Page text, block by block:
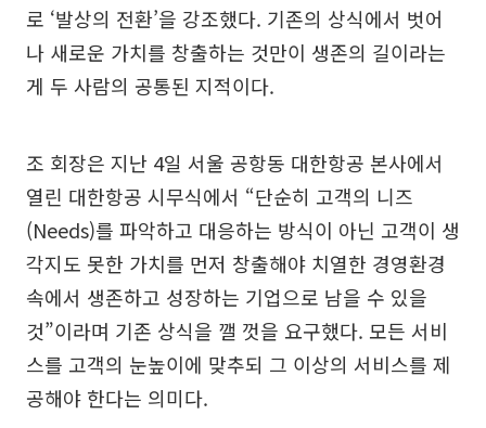
로 ‘발상의 전환’을 강조했다. 기존의 상식에서 벗어
나 새로운 가치를 창출하는 것만이 생존의 길이라는
게 두 사람의 공통된 지적이다.
조 회장은 지난 4일 서울 공항동 대한항공 본사에서
열린 대한항공 시무식에서 “단순히 고객의 니즈
(Needs)를 파악하고 대응하는 방식이 아닌 고객이 생
각지도 못한 가치를 먼저 창출해야 치열한 경영환경
속에서 생존하고 성장하는 기업으로 남을 수 있을
것”이라며 기존 상식을 깰 껏을 요구했다. 모든 서비
스를 고객의 눈높이에 맞추되 그 이상의 서비스를 제
공해야 한다는 의미다.